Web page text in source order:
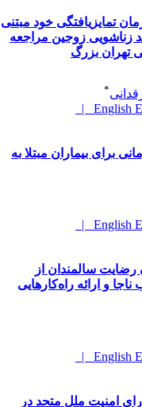
تمایزیافتگی خود مبتنی
زناشویی زوجین مراجعه
تهران بزرگ
English
برای بیماران مبتلا به
English
سالمندان از
و ارائه راه‌کارهایی
English
امنیت ملل متحد در